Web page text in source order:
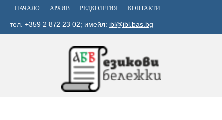
НАЧАЛО АРХИВ РЕДКОЛЕГИЯ КОНТАКТИ
тел. +359 2 872 23 02; имейл: ibl@ibl.bas.bg